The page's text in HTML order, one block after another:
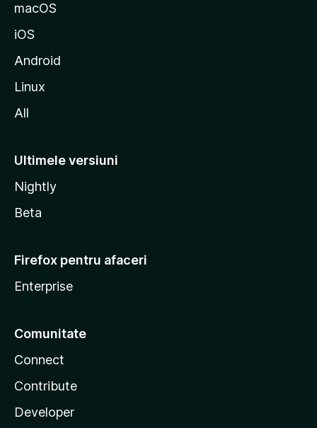
l
l
macOS
iOS
Android
Linux
All
Ultimele versiuni
Nightly
Beta
Firefox pentru afaceri
Enterprise
Comunitate
Connect
Contribute
Developer